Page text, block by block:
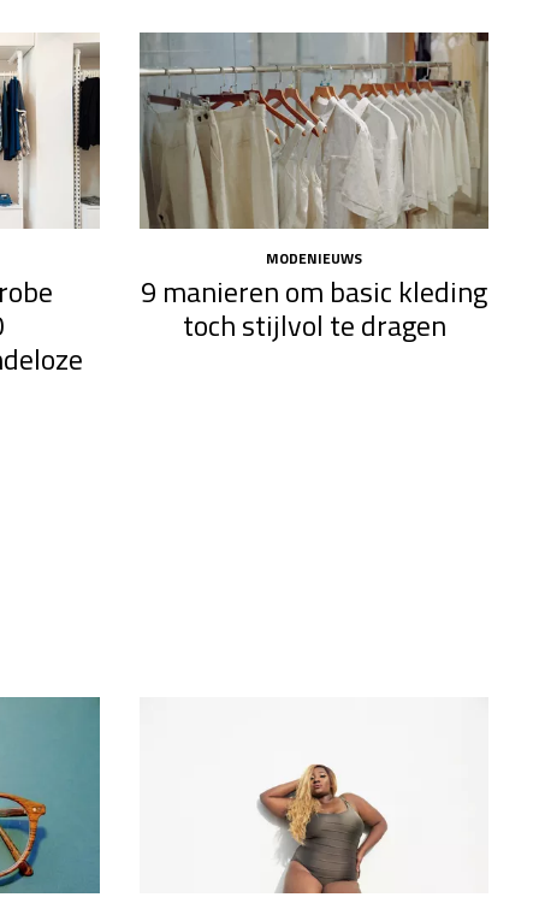
MODENIEUWS
9 manieren om basic kleding
toch stijlvol te dragen